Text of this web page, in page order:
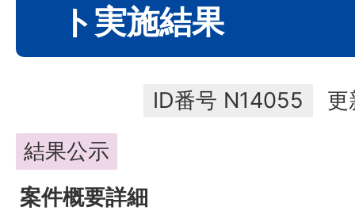
ト実施結果
ID番号 N14055
更
結果公示
案件概要詳細